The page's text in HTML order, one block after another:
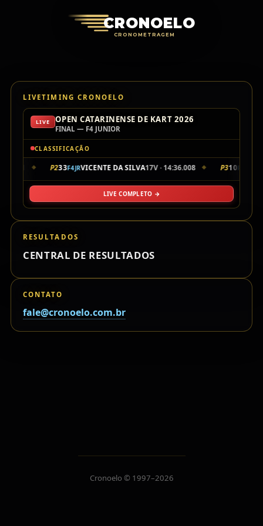
CRONOELO
CRONOMETRAGEM
LIVETIMING CRONOELO
LIVE OPEN CATARINENSE DE KART 2026
FINAL — F4 JUNIOR
CLASSIFICAÇÃO
◆ P233F4JRVICENTE DA SILVA17V · 14:36.008 ◆ P310F4JR
LIVE COMPLETO →
RESULTADOS
CENTRAL DE RESULTADOS
CONTATO
fale@cronoelo.com.br
Cronoelo © 1997–2026